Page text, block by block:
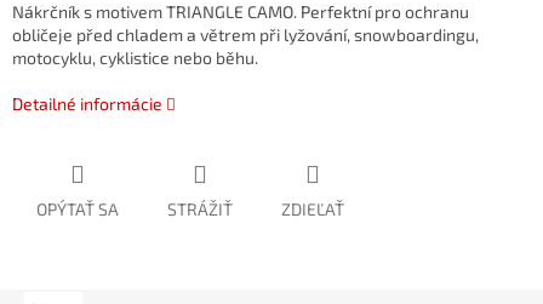
Nákrčník s motivem TRIANGLE CAMO. Perfektní pro ochranu
obličeje před chladem a větrem při lyžování, snowboardingu,
motocyklu, cyklistice nebo běhu.
Detailné informácie
OPÝTAŤ SA STRÁŽIŤ ZDIEĽAŤ